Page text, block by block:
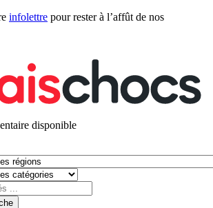
infolettre pour rester à l’affût de nos
disponible